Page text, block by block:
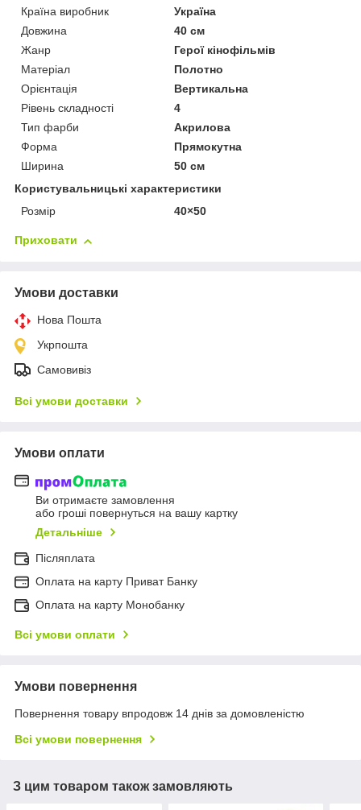
Країна виробник
Україна
Довжина
40 см
Жанр
Герої кінофільмів
Матеріал
Полотно
Орієнтація
Вертикальна
Рівень складності
4
Тип фарби
Акрилова
Форма
Прямокутна
Ширина
50 см
Користувальницькі характеристики
Розмір
40×50
Приховати
Умови доставки
Нова Пошта
Укрпошта
Самовивіз
Всі умови доставки
Умови оплати
Ви отримаєте замовлення
або гроші повернуться на вашу картку
Детальніше
Післяплата
Оплата на карту Приват Банку
Оплата на карту Монобанку
Всі умови оплати
Умови повернення
Повернення товару впродовж 14 днів за домовленістю
Всі умови повернення
З цим товаром також замовляють